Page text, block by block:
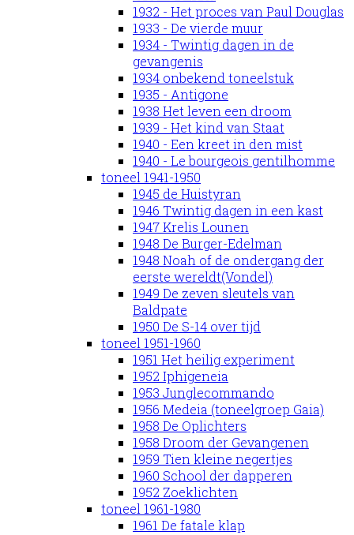
1932 - Het proces van Paul Douglas
1933 - De vierde muur
1934 - Twintig dagen in de
gevangenis
1934 onbekend toneelstuk
1935 - Antigone
1938 Het leven een droom
1939 - Het kind van Staat
1940 - Een kreet in den mist
1940 - Le bourgeois gentilhomme
toneel 1941-1950
1945 de Huistyran
1946 Twintig dagen in een kast
1947 Krelis Lounen
1948 De Burger-Edelman
1948 Noah of de ondergang der
eerste wereldt(Vondel)
1949 De zeven sleutels van
Baldpate
1950 De S-14 over tijd
toneel 1951-1960
1951 Het heilig experiment
1952 Iphigeneia
1953 Junglecommando
1956 Medeia (toneelgroep Gaia)
1958 De Oplichters
1958 Droom der Gevangenen
1959 Tien kleine negertjes
1960 School der dapperen
1952 Zoeklichten
toneel 1961-1980
1961 De fatale klap